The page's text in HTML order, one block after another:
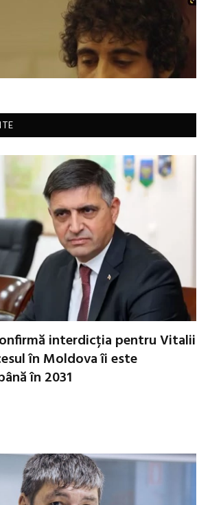
interdicția pentru Vitalii
în Moldova îi este
în 2031